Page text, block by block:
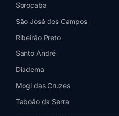
Sorocaba
São José dos Campos
Ribeirão Preto
Santo André
Diadema
Mogi das Cruzes
Taboão da Serra